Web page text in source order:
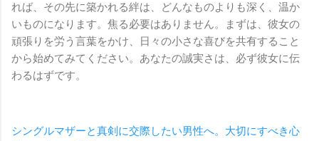
れば、その先に築かれる絆は、どんなものよりも深く、温か
いものになります。焦る必要はありません。まずは、彼女の
頑張りを労う言葉をかけ、日々の小さな喜びを共有すること
から始めてみてください。あなたの誠実さは、必ず彼女に伝
わるはずです。
シングルマザーと真剣に交際したい男性へ。大切にすべき心